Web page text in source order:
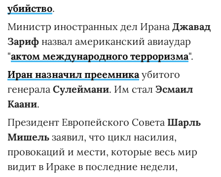
убийство.
Министр иностранных дел Ирана Джавад
Зариф назвал американский авиаудар
"актом международного терроризма".
Иран назначил преемникаубитого
генерала Сулеймани. Им стал Эсмаил
Каани.
Президент Европейского Совета Шарль
Мишель заявил, что цикл насилия,
провокаций и мести, которые весь мир
видит в Ираке в последние недели,